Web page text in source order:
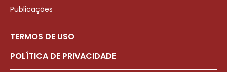
Publicações
TERMOS DE USO
POLÍTICA DE PRIVACIDADE